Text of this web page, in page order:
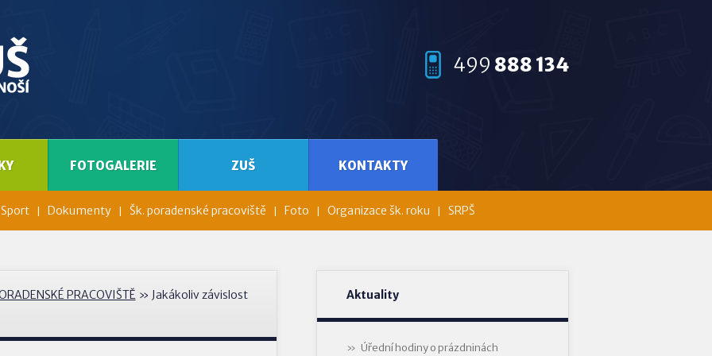
499 888 134
Sport Dokumenty Šk. poradenské pracoviště Foto Organizace šk. roku SRPŠ
FOTOGALERIE ZUŠ KONTAKTY
PRACOVIŠTĚ» Jakákoliv závislost
Aktuality
Úřední hodiny o prázdninách